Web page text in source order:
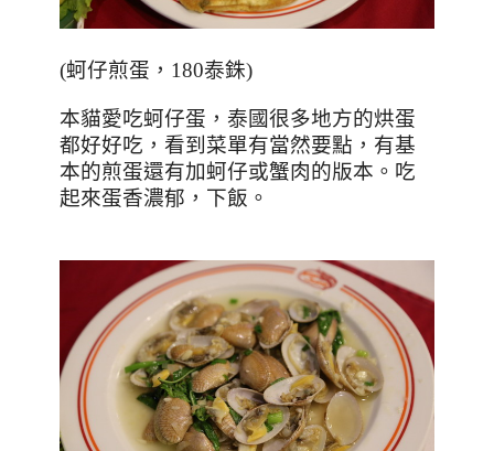
(蚵仔煎蛋， 180泰銖)
本貓愛吃蚵仔蛋，泰國很多地方的烘蛋
都好好吃，看到菜單有當然要點，有基
本的煎蛋還有加蚵仔或蟹肉的版本。吃
起來蛋香濃郁，下飯。